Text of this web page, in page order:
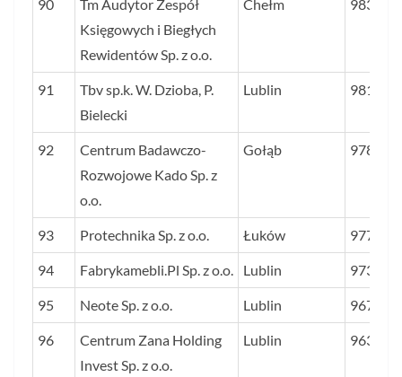
90
Tm Audytor Zespół
Księgowych i Biegłych
Rewidentów Sp. z o.o.
Chełm 983
91
Tbv sp.k. W. Dzioba, P.
Bielecki
Lublin 981
92
Centrum Badawczo-
Rozwojowe Kado Sp. z
o.o.
Gołąb 978
93 Protechnika Sp. z o.o. Łuków 977
94 Fabrykamebli.Pl Sp. z o.o. Lublin 973
95 Neote Sp. z o.o. Lublin 967
96
Centrum Zana Holding
Invest Sp. z o.o.
Lublin 963